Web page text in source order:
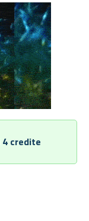
4 credite